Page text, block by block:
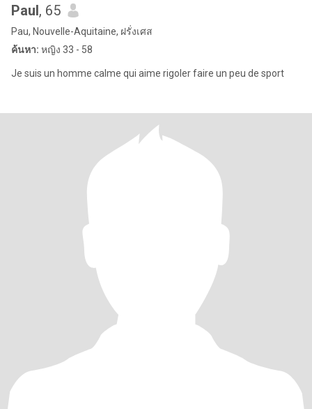
Paul, 65
Pau, Nouvelle-Aquitaine, ฝรั่งเศส
ค้นหา: หญิง 33 - 58
Je suis un homme calme qui aime rigoler faire un peu de sport